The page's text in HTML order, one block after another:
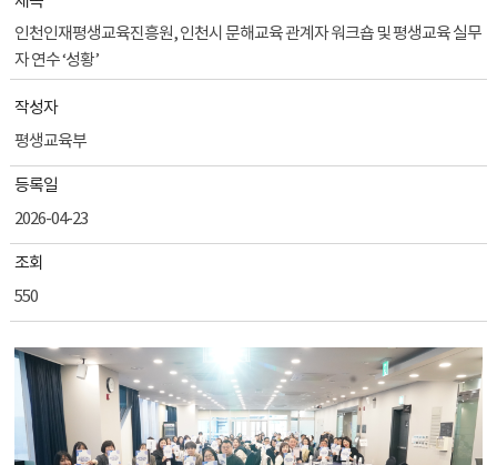
인천인재평생교육진흥원, 인천시 문해교육 관계자 워크숍 및 평생교육 실무
자 연수 ‘성황’
작성자
평생교육부
등록일
2026-04-23
조회
550